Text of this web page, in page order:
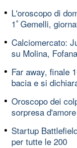
L'oroscopo di
1ﾟGemelli,
Calciomercato:
su Molina,
Far away, finale
bacia e si
Oroscopo dei
sorpresa
Startup
per tutte le 200